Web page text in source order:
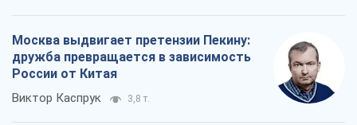
Москва выдвигает претензии Пекину:
дружба превращается в зависимость
России от Китая
Виктор Каспрук 3,8 т.